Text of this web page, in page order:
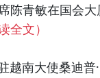
陈青敏在国会
全文）
越南大使桑迪普